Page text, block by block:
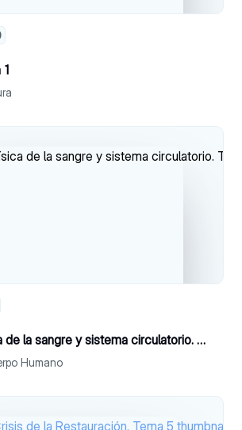
la sangre y sistema circulatorio. Tema 13
Humano